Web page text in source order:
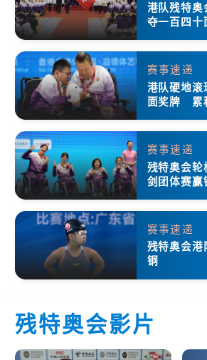
港队残特
夺一百四十
赛事速递
港队硬地滚
面奖牌 累
赛事速递
残特奥会轮
剑团体赛赢
赛事速递
残特奥会港
铜
残特奥会影片